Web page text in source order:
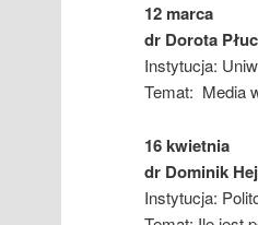
12 marca
dr Dorota
Instytucja:
Temat: Media
16 kwietnia
dr Dominik
Instytucja: